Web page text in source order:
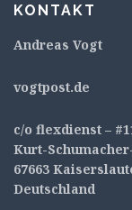
KONTAKT
Andreas Vogt
vogtpost.de
c/o flexdienst –
Kurt-
67663
Deutschland